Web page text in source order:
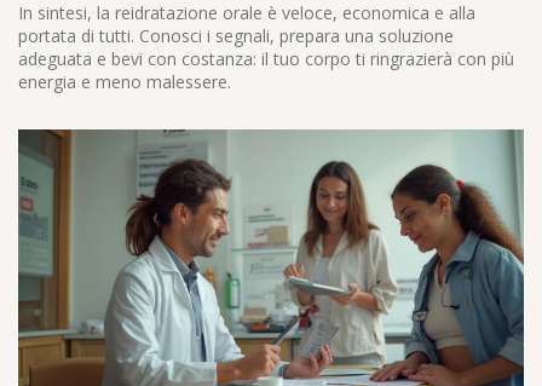
In sintesi, la reidratazione orale è veloce, economica e alla
portata di tutti. Conosci i segnali, prepara una soluzione
adeguata e bevi con costanza: il tuo corpo ti ringrazierà con più
energia e meno malessere.